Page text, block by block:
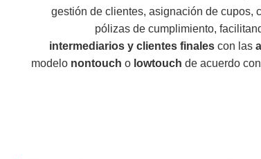
gestión de clientes, asignación de cupos,
pólizas de cumplimiento,
intermediarios y clientes finales con las
modelo nontouch o lowtouch de acuerdo